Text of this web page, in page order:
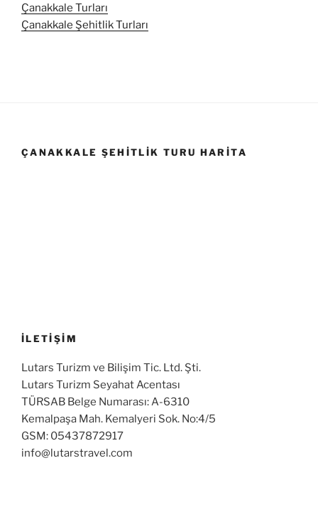
Çanakkale Turları
Çanakkale Şehitlik Turları
ÇANAKKALE ŞEHITLIK TURU HARITA
İLETİŞİM
Lutars Turizm ve Bilişim Tic. Ltd. Şti.
Lutars Turizm Seyahat Acentası
TÜRSAB Belge Numarası: A-6310
Kemalpaşa Mah. Kemalyeri Sok. No:4/5
GSM: 05437872917
info@lutarstravel.com